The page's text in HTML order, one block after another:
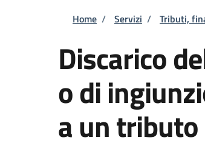
Briciole di
Home / Servizi / Tributi,
Discarico
o di
a un tributo